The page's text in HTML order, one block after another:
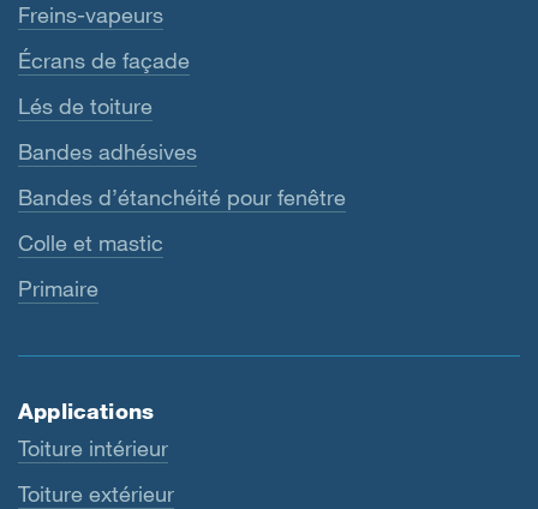
Freins-vapeurs
Écrans de façade
Lés de toiture
Bandes adhésives
Bandes d’étanchéité pour fenêtre
Colle et mastic
Primaire
Applications
Toiture intérieur
Toiture extérieur